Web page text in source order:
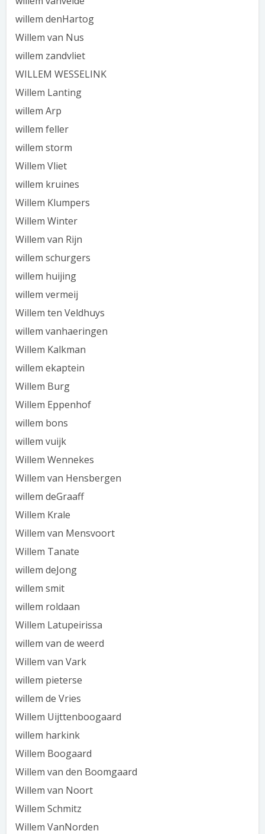
willem denHartog
Willem van Nus
willem zandvliet
WILLEM WESSELINK
Willem Lanting
willem Arp
willem feller
willem storm
Willem Vliet
willem kruines
Willem Klumpers
Willem Winter
Willem van Rijn
willem schurgers
willem huijing
willem vermeij
Willem ten Veldhuys
willem vanhaeringen
Willem Kalkman
willem ekaptein
Willem Burg
Willem Eppenhof
willem bons
willem vuijk
Willem Wennekes
Willem van Hensbergen
willem deGraaff
Willem Krale
Willem van Mensvoort
Willem Tanate
willem deJong
willem smit
willem roldaan
Willem Latupeirissa
willem van de weerd
Willem van Vark
willem pieterse
willem de Vries
Willem Uijttenboogaard
willem harkink
Willem Boogaard
Willem van den Boomgaard
Willem van Noort
Willem Schmitz
Willem VanNorden